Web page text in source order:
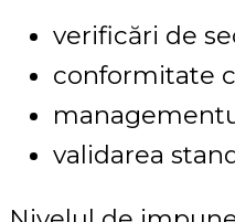
verificări de
conformitate
validarea